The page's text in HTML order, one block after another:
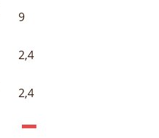
9
2,4
2,4